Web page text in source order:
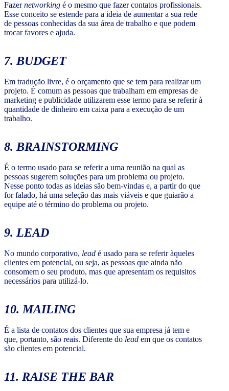
Fazernetworking é o mesmo que fazer contatos profissionais.
Esse conceito se estende para a ideia de aumentar a sua rede
de pessoas conhecidas da sua área de trabalho e que podem
trocar favores e ajuda.
7. BUDGET
Em tradução livre, é o orçamento que se tem para realizar um
projeto. É comum as pessoas que trabalham em empresas de
marketing e publicidade utilizarem esse termo para se referir à
quantidade de dinheiro em caixa para a execução de um
trabalho.
8. BRAINSTORMING
É o termo usado para se referir a uma reunião na qual as
pessoas sugerem soluções para um problema ou projeto.
Nesse ponto todas as ideias são bem-vindas e, a partir do que
for falado, há uma seleção das mais viáveis e que guiarão a
equipe até o término do problema ou projeto.
9. LEAD
No mundo corporativo, lead é usado para se referir àqueles
clientes em potencial, ou seja, as pessoas que ainda não
consomem o seu produto, mas que apresentam os requisitos
necessários para utilizá-lo.
10. MAILING
É a lista de contatos dos clientes que sua empresa já tem e
que, portanto, são reais. Diferente do lead em que os contatos
são clientes em potencial.
11. RAISE THE BAR